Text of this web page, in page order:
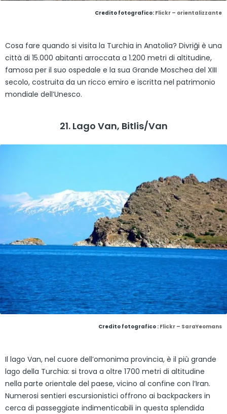
Credito fotografico: Flickr – orientalizzante
Cosa fare quando si visita la Turchia in Anatolia? Divriği è una
città di 15.000 abitanti arroccata a 1.200 metri di altitudine,
famosa per il suo ospedale e la sua Grande Moschea del XIII
secolo, costruita da un ricco emiro e iscritta nel patrimonio
mondiale dell’Unesco.
21. Lago Van, Bitlis/Van
Credito fotografico : Flickr – SaraYeomans
Il lago Van, nel cuore dell’omonima provincia, è il più grande
lago della Turchia: si trova a oltre 1700 metri di altitudine
nella parte orientale del paese, vicino al confine con l’Iran.
Numerosi sentieri escursionistici offrono ai backpackers in
cerca di passeggiate indimenticabili in questa splendida